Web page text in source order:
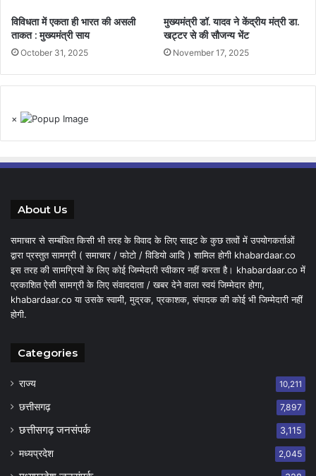
विविधता में एकता ही भारत की असली
ताकत : मुख्यमंत्री साय
October 31, 2025
मुख्यमंत्री डॉ. यादव ने केंद्रीय मंत्री डा.
खट्टर से की सौजन्य भेंट
November 17, 2025
×
About Us
समाचार से सम्बंधित किसी भी तरह के विवाद के लिए साइट के कुछ तत्वों में उपयोगकर्ताओं
द्वारा प्रस्तुत सामग्री ( समाचार / फोटो / विडियो आदि ) शामिल होगी khabardaar.co
इस तरह की सामग्रियों के लिए कोई जिम्मेदारी स्वीकार नहीं करता है। khabardaar.co में
प्रकाशित ऐसी सामग्री के लिए संवाददाता / खबर देने वाला स्वयं जिम्मेदार होगा,
khabardaar.co या उसके स्वामी, मुद्रक, प्रकाशक, संपादक की कोई भी जिम्मेदारी नहीं
होगी.
Categories
राज्य 10,211
छत्तीसगढ़ 7,897
छत्तीसगढ़ जनसंपर्क 3,115
मध्यप्रदेश 2,045